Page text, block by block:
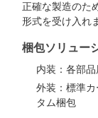
正確な製造のた
形式を受け入れ
梱包ソリュー
内装：各部
外装：標準
タム梱包